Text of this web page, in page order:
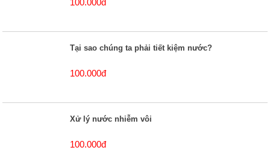
Tại sao chúng ta phải tiết kiệm nước?
100.000đ
Xử lý nước nhiễm vôi
100.000đ